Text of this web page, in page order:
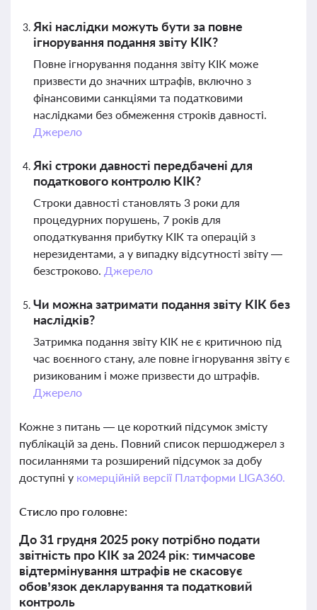
Які наслідки можуть бути за повне
ігнорування подання звіту КІК?
Повне ігнорування подання звіту КІК може
призвести до значних штрафів, включно з
фінансовими санкціями та податковими
наслідками без обмеження строків давності.
Джерело
Які строки давності передбачені для
податкового контролю КІК?
Строки давності становлять 3 роки для
процедурних порушень, 7 років для
оподаткування прибутку КІК та операцій з
нерезидентами, а у випадку відсутності звіту —
безстроково. Джерело
Чи можна затримати подання звіту КІК без
наслідків?
Затримка подання звіту КІК не є критичною під
час воєнного стану, але повне ігнорування звіту є
ризикованим і може призвести до штрафів.
Джерело
Кожне з питань — це короткий підсумок змісту
публікацій за день. Повний список першоджерел з
посиланнями та розширений підсумок за добу
доступні у комерційній версії Платформи LIGA360.
Стисло про головне:
До 31 грудня 2025 року потрібно подати
звітність про КІК за 2024 рік: тимчасове
відтермінування штрафів не скасовує
обов’язок декларування та податковий
контроль